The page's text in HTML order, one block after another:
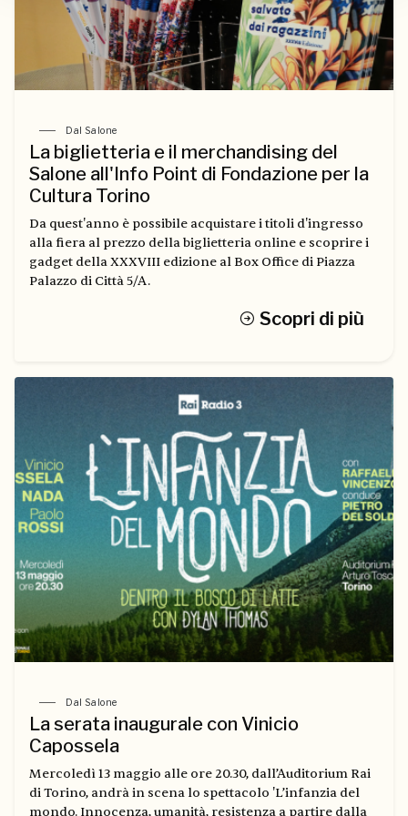
Dal Salone
La biglietteria e il merchandising del
Salone all'Info Point di Fondazione per la
Cultura Torino
Da quest'anno è possibile acquistare i titoli d'ingresso
alla fiera al prezzo della biglietteria online e scoprire i
gadget della XXXVIII edizione al Box Office di Piazza
Palazzo di Città 5/A.
Scopri di più
Dal Salone
La serata inaugurale con Vinicio
Capossela
Mercoledì 13 maggio alle ore 20.30, dall’Auditorium Rai
di Torino, andrà in scena lo spettacolo 'L’infanzia del
mondo. Innocenza, umanità, resistenza a partire dalla